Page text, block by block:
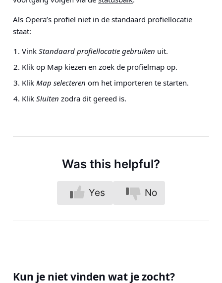
Als Opera’s profiel niet in de standaard profiellocatie
staat:
Vink Standaard profiellocatie gebruiken uit.
Klik op Map kiezen en zoek de profielmap op.
Klik Map selecteren om het importeren te starten.
Klik Sluiten zodra dit gereed is.
Was this helpful?
Yes No
Kun je niet vinden wat je zocht?